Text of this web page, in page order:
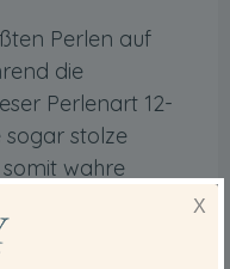
Perlen auf
die
Perlenart 12-
sogar stolze
wahre
da sie einen
X